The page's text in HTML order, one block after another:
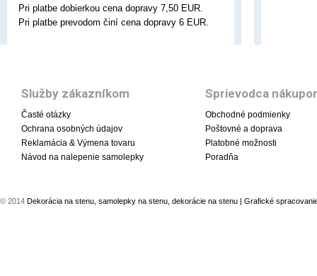
Pri platbe dobierkou cena dopravy 7,50 EUR.
Pri platbe prevodom činí cena dopravy 6 EUR.
Služby zákazníkom
Časté otázky
Ochrana osobných údajov
Reklamácia & Výmena tovaru
Návod na nalepenie samolepky
Sprievodca
Obchodné podmienky
Poštovné a doprava
Platobné možnosti
Poradňa
© 2014 Dekorácia na stenu, samolepky na stenu, dekorácie na stenu | Grafické